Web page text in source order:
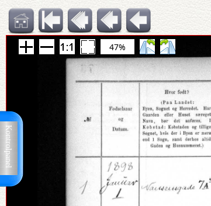
Kontrolpanel
47%